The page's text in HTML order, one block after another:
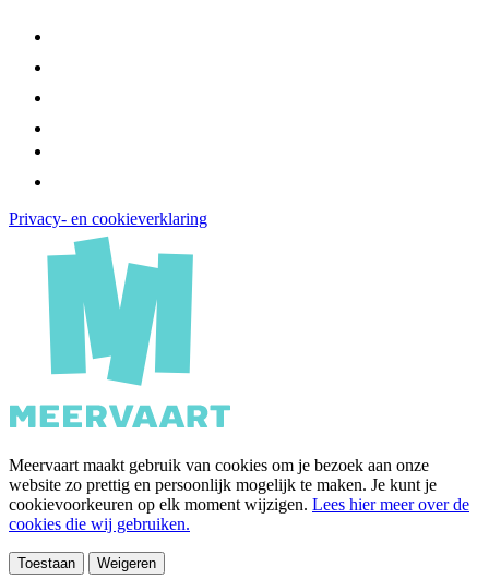
Privacy- en cookieverklaring
Meervaart maakt gebruik van cookies om je bezoek aan onze
website zo prettig en persoonlijk mogelijk te maken. Je kunt je
cookievoorkeuren op elk moment wijzigen. Lees hier meer over de
cookies die wij gebruiken.
Toestaan Weigeren